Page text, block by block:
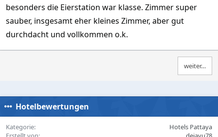
besonders die Eierstation war klasse. Zimmer super
sauber, insgesamt eher kleines Zimmer, aber gut
durchdacht und vollkommen o.k.
weiter…
Hotelbewertungen
Kategorie
Hotels Pattaya